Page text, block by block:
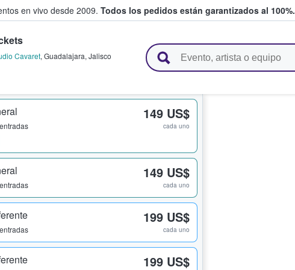
en vivo desde 2009. Todos los pedidos están garantizados al 100%.
de entradas entre fans
Cavaret, Guadalajara, Jalisco
149 US$
cada uno
149 US$
cada uno
199 US$
cada uno
199 US$